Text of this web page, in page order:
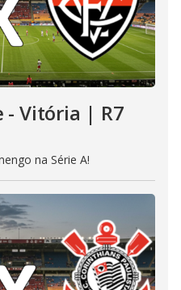
- Vitória | R7
na Série A!